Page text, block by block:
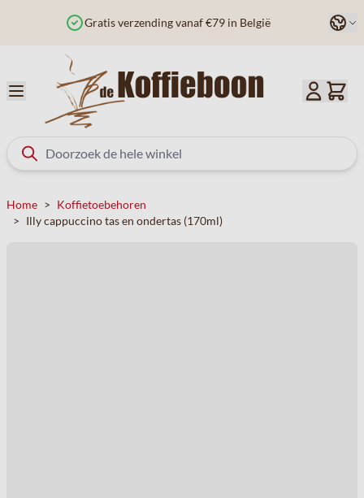
Besteld voor 12u? Vandaag verzonden Taal
Home > Koffietoebehoren
> Illy cappuccino tas en ondertas (170ml)